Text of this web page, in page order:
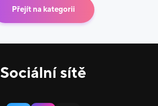
Přejít na kategorii
Sociální sítě